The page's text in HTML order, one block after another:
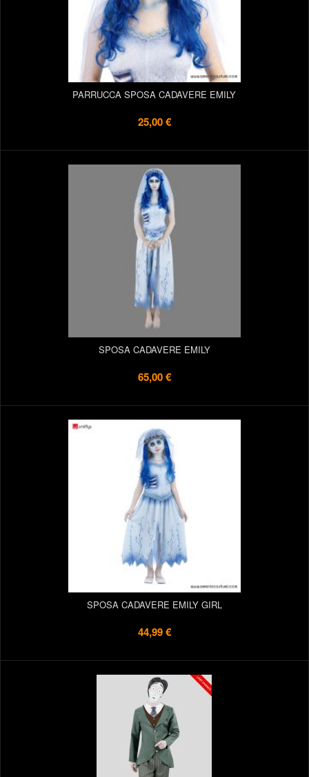
PARRUCCA SPOSA CADAVERE EMILY
25,00 €
SPOSA CADAVERE EMILY
65,00 €
SPOSA CADAVERE EMILY GIRL
44,99 €